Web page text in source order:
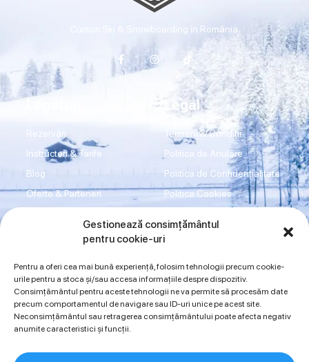
Gestionează consimțământul
pentru cookie-uri
Pentru a oferi cea mai bună experiență, folosim tehnologii precum cookie-
urile pentru a stoca și/sau accesa informațiile despre dispozitiv.
Consimțământul pentru aceste tehnologii ne va permite să procesăm date
precum comportamentul de navigare sau ID-uri unice pe acest site.
Neconsimțământul sau retragerea consimțământului poate afecta negativ
anumite caracteristici și funcții.
Cursuri Ski & Snowboarding în România.
Rezervări
Instructori & Tarife
Blog
Oferte & Parteneri
Legal
Termeni & Condiții
Politica de Anulare
Politica de Confidențialitate
Politica Cookies
Imprint
Sună acum
0734942997